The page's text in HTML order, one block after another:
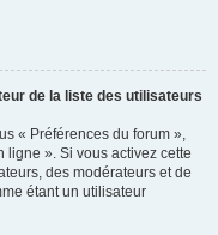
de la liste des utilisateurs
« Préférences du forum »,
ligne ». Si vous activez cette
des modérateurs et de
étant un utilisateur